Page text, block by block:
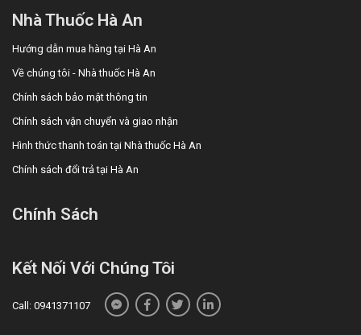
Nhà Thuốc Hà An
Hướng dẫn mua hàng tại Hà An
Về chúng tôi - Nhà thuốc Hà An
Chính sách bảo mật thông tin
Chính sách vận chuyển và giao nhận
Hình thức thanh toán tại Nhà thuốc Hà An
Chính sách đổi trả tại Hà An
Chính Sách
Kết Nối Với Chúng Tôi
Call: 0941371107